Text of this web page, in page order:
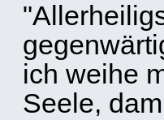
ich weihe
Seele,